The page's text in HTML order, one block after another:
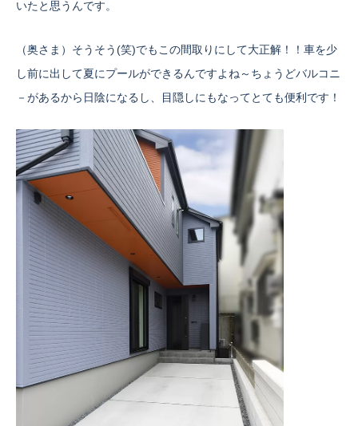
いたと思うんです。
（奥さま）そうそう(笑)でもこの間取りにして大正解！！車を少
し前に出して夏にプールができるんですよね～ちょうどバルコニ
－があるから日陰になるし、目隠しにもなってとても便利です！